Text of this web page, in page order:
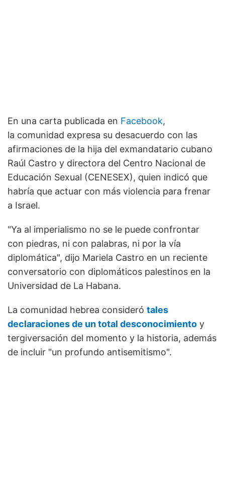
En una carta publicada en Facebook,
la comunidad expresa su desacuerdo con las
afirmaciones de la hija del exmandatario cubano
Raúl Castro y directora del Centro Nacional de
Educación Sexual (CENESEX), quien indicó que
habría que actuar con más violencia para frenar
a Israel.
"Ya al imperialismo no se le puede confrontar
con piedras, ni con palabras, ni por la vía
diplomática", dijo Mariela Castro en un reciente
conversatorio con diplomáticos palestinos en la
Universidad de La Habana.
La comunidad hebrea consideró tales
declaraciones de un total desconocimiento y
tergiversación del momento y la historia, además
de incluir "un profundo antisemitismo".